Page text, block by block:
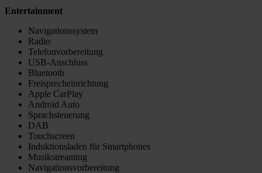
Entertainment
Navigationssystem
Radio
Telefonvorbereitung
USB-Anschluss
Bluetooth
Freisprecheinrichtung
Apple CarPlay
Android Auto
Sprachsteuerung
DAB
Touchscreen
Induktionsladen für Smartphones
Musikstreaming
Navigationsvorbereitung